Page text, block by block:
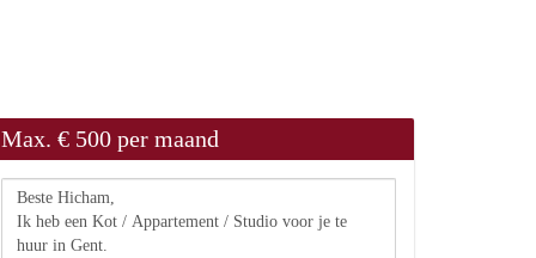
Max. € 500 per maand